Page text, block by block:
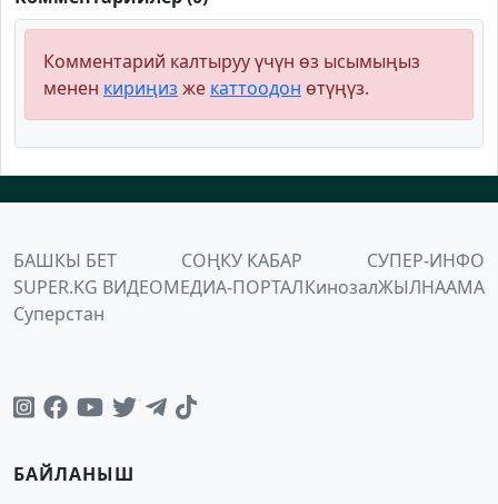
Комментарий калтыруу үчүн өз ысымыңыз
менен кириңиз же каттоодон өтүңүз.
БАШКЫ БЕТ СОҢКУ КАБАР
СУПЕР-ИНФО
SUPER.KG ВИДЕОМЕДИА-ПОРТАЛКинозалЖЫЛНААМА
Суперстан
БАЙЛАНЫШ